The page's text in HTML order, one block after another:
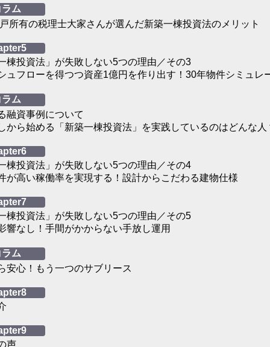
ム
所有の税理士大家さんが選んだ新築一棟投資法のメリット
棟投資法」が失敗しない5つの理由／その3
ュフローを得つつ資産1億円を作り出す！30年物件シミュレ
ム
融資事例について
から始める「新築一棟投資法」を実践しているのはどんな人
棟投資法」が失敗しない5つの理由／その4
が高い稼働率を実現する！設計からこだわる建物仕様
棟投資法」が失敗しない5つの理由／その5
響なし！手間がかからない手放し運用
ム
安心！もう一つのサブリース
声